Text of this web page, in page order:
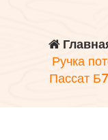
Ручка
Пассат